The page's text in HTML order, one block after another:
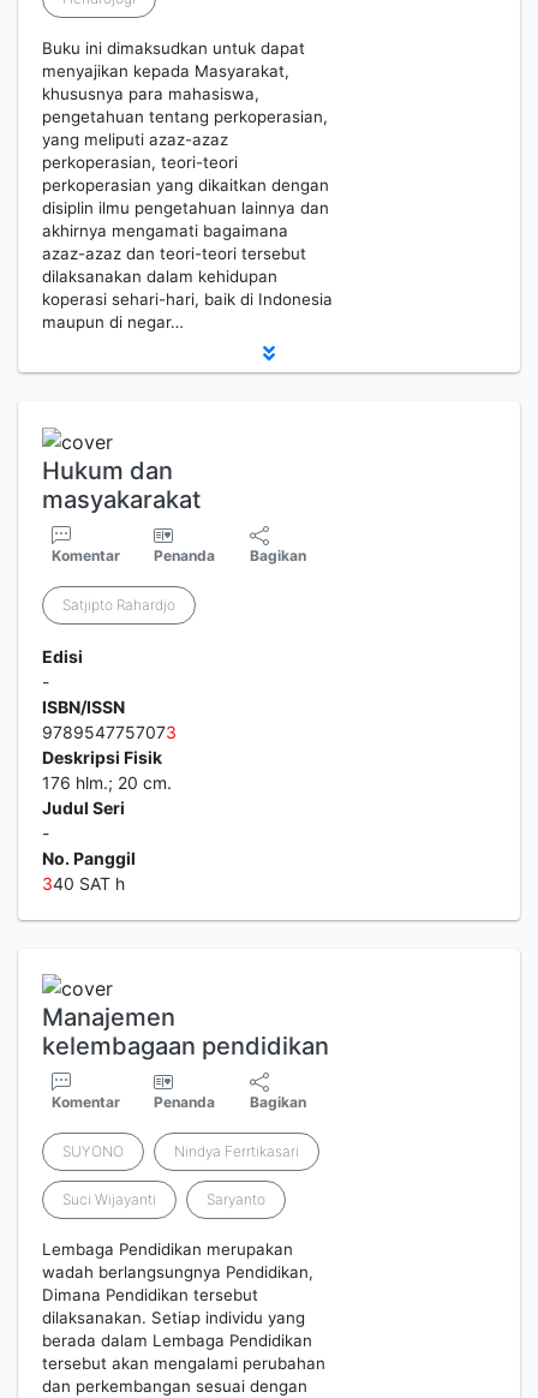
Buku ini dimaksudkan untuk dapat
menyajikan kepada Masyarakat,
khususnya para mahasiswa,
pengetahuan tentang perkoperasian,
yang meliputi azaz-azaz
perkoperasian, teori-teori
perkoperasian yang dikaitkan dengan
disiplin ilmu pengetahuan lainnya dan
akhirnya mengamati bagaimana
azaz-azaz dan teori-teori tersebut
dilaksanakan dalam kehidupan
koperasi sehari-hari, baik di Indonesia
maupun di negar…
Hukum dan
masyakarakat
Komentar Penanda Bagikan
Satjipto Rahardjo
Edisi
-
ISBN/ISSN
9789547757073
Deskripsi Fisik
176 hlm.; 20 cm.
Judul Seri
-
No. Panggil
340 SAT h
Manajemen
kelembagaan pendidikan
Komentar Penanda Bagikan
SUYONO Nindya Ferrtikasari
Suci Wijayanti Saryanto
Lembaga Pendidikan merupakan
wadah berlangsungnya Pendidikan,
Dimana Pendidikan tersebut
dilaksanakan. Setiap individu yang
berada dalam Lembaga Pendidikan
tersebut akan mengalami perubahan
dan perkembangan sesuai dengan